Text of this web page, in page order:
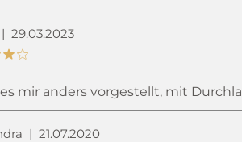
| 29.03.2023
mir anders vorgestellt, mit
| 21.07.2020